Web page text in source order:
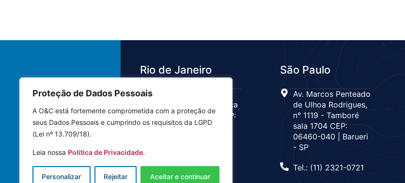
Proteção de Dados Pessoais
A O&C está fortemente comprometida com a proteção de
seus Dados Pessoais e cumprindo os requisitos da LGPD
(Lei nº 13.709/18).
Leia nossa Política de Privacidade.
Personalizar Rejeitar Aceitar e continuar
Rio de Janeiro
3.500 - Barra da Tijuca
Bloco 4 Sala 442 CEP:
22640-102 | Rio de
São Paulo
Av. Marcos Penteado
de Ulhoa Rodrigues,
n° 1119 - Tamboré
sala 1704 CEP:
06460-040 | Barueri
- SP
Tel.: (11) 2321-0721